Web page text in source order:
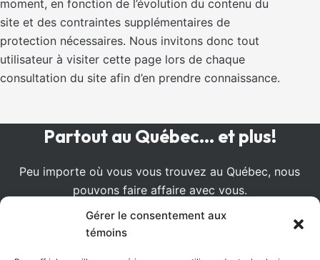
Gérer le consentement aux
témoins
moment, en fonction de l’évolution du contenu du
site et des contraintes supplémentaires de
protection nécessaires. Nous invitons donc tout
utilisateur à visiter cette page lors de chaque
consultation du site afin d’en prendre connaissance.
Partout au Québec... et plus!
Peu importe où vous vous trouvez au Québec, nous
pouvons faire affaire avec vous.